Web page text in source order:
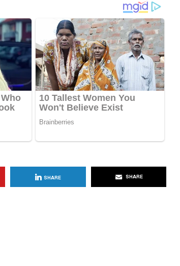
SHARE SHARE
KËSHILLA & IDE
Rreziqet dhe Problemet që
Vijnë Nga Akulloret e
Vjetëruara